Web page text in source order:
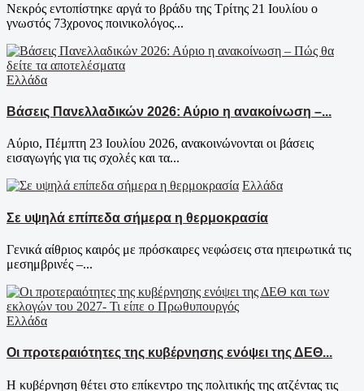
Νεκρός εντοπίστηκε αργά το βράδυ της Τρίτης 21 Ιουλίου ο
γνωστός 73χρονος ποινικολόγος...
Ελλάδα
Βάσεις Πανελλαδικών 2026: Αύριο η ανακοίνωση –...
Αύριο, Πέμπτη 23 Ιουλίου 2026, ανακοινώνονται οι βάσεις
εισαγωγής για τις σχολές και τα...
Ελλάδα
Σε υψηλά επίπεδα σήμερα η θερμοκρασία
Γενικά αίθριος καιρός με πρόσκαιρες νεφώσεις στα ηπειρωτικά τις
μεσημβρινές –...
Ελλάδα
Οι προτεραιότητες της κυβέρνησης ενόψει της ΔΕΘ...
Η κυβέρνηση θέτει στο επίκεντρο της πολιτικής της ατζέντας τις